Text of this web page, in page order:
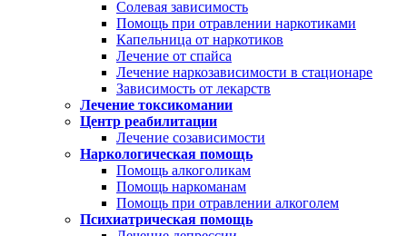
Солевая зависимость
Помощь при отравлении наркотиками
Капельница от наркотиков
Лечение от спайса
Лечение наркозависимости в стационаре
Зависимость от лекарств
Лечение токсикомании
Центр реабилитации
Лечение созависимости
Наркологическая помощь
Помощь алкоголикам
Помощь наркоманам
Помощь при отравлении алкоголем
Психиатрическая помощь